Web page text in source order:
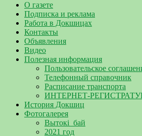
О газете
Подписка и реклама
Работа в Докшицах
Контакты
Объявления
Видео
Полезная информация
Пользовательское
Телефонный справочник
Расписание транспорта
ИНТЕРНЕТ-
История Докшиц
Фотогалерея
Вытокі_бай
2021 год